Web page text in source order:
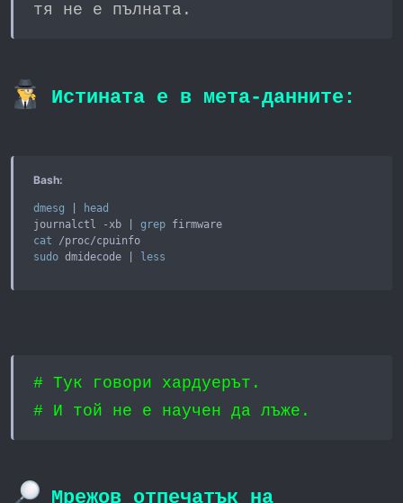
тя не е пълната.
Истината е в мета-данните:
Bash:
dmesg
head
journalctl -xb
grep
cat
sudo dmidecode less
# Тук говори хардуерът.
# И той не е научен да лъже.
Мрежов отпечатък на